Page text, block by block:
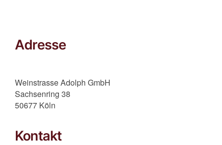
Adresse
Weinstrasse Adolph GmbH
Sachsenring 38
50677 Köln
Kontakt